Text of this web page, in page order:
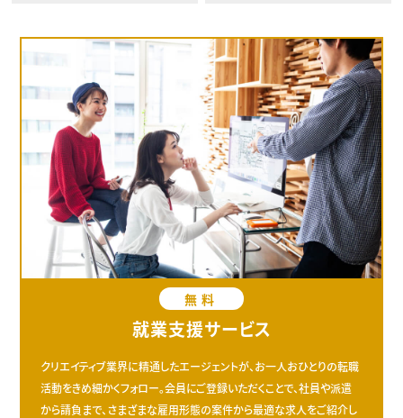
無料
就業支援サービス
クリエイティブ業界に精通したエージェントが、お一人おひとりの転職
活動をきめ細かくフォロー。会員にご登録いただくことで、社員や派遣
から請負まで、さまざまな雇用形態の案件から最適な求人をご紹介し